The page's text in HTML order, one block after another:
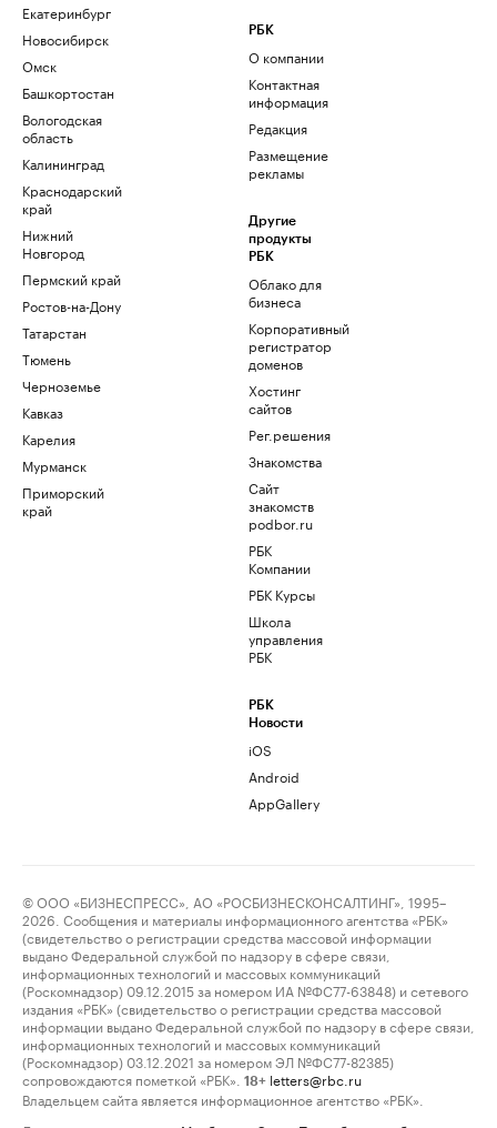
Екатеринбург
Новосибирск
Омск
Башкортостан
Вологодская
область
Калининград
Краснодарский
край
Нижний
Новгород
Пермский край
Ростов-на-Дону
Татарстан
Тюмень
Черноземье
Кавказ
Карелия
Мурманск
Приморский
край
РБК
О компании
Контактная
информация
Редакция
Размещение
рекламы
Другие
продукты
РБК
Облако для
бизнеса
Корпоративный
регистратор
доменов
Хостинг
сайтов
Рег.решения
Знакомства
Сайт
знакомств
podbor.ru
РБК
Компании
РБК Курсы
Школа
управления
РБК
РБК
Новости
iOS
Android
AppGallery
© ООО «БИЗНЕСПРЕСС», АО «РОСБИЗНЕСКОНСАЛТИНГ», 1995–
2026. Сообщения и материалы информационного агентства «РБК»
(свидетельство о регистрации средства массовой информации
выдано Федеральной службой по надзору в сфере связи,
информационных технологий и массовых коммуникаций
(Роскомнадзор) 09.12.2015 за номером ИА №ФС77-63848) и сетевого
издания «РБК» (свидетельство о регистрации средства массовой
информации выдано Федеральной службой по надзору в сфере связи,
информационных технологий и массовых коммуникаций
(Роскомнадзор) 03.12.2021 за номером ЭЛ №ФС77-82385)
сопровождаются пометкой «РБК».
18+ letters@rbc.ru
Владельцем сайта является информационное агентство «РБК».